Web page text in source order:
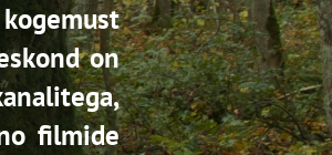
on
filmide